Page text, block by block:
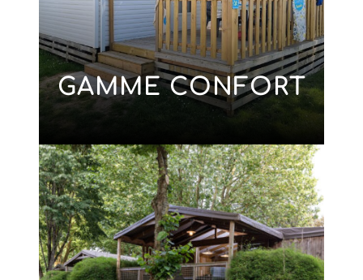
GAMME CONFORT